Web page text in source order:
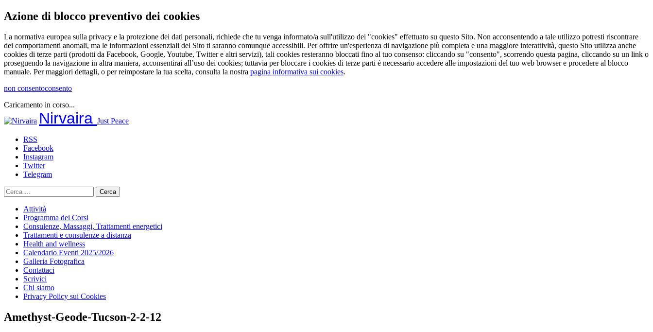
Azione di blocco preventivo dei cookies
La normativa europea sulla privacy e la protezione dei dati personali, richiede che tu venga informato/a sull'utilizzo dei "cookies" effettuato su questo Sito. Non acconsentendo a tale utilizzo potresti riscontrare
dei comportamenti anomali, ma le informazioni essenziali del Sito ti saranno comunque accessibili. Per offrire un'esperienza di navigazione più completa e una maggiore interattività, questo Sito utilizza anche
cookies di terze parti (prodotti da Facebook, Google, Youtube, Twitter e altri servizi), tali cookies resteranno bloccati fino al tuo consenso: cliccando su "consento", scorrendo questa pagina, cliccando su un link o
proseguendo la navigazione in altra maniera, acconsentirai all’uso dei cookies; tuttavia per bloccare i cookies di terze parti è necessario accedere alle impostazioni del tuo web browser e procedere al blocco
manuale. Per maggiori dettagli, o per reimpostare la tua scelta, consulta la nostra pagina informativa sui cookies.
non consentoconsento
Caricamento in corso...
al
Nirvaira Just Peace
RSS
Facebook
Instagram
Twitter
Telegram
Ricerca
per:
Attività
Programma dei Corsi
Consulenze, Massaggi, Trattamenti energetici
Trattamenti e consulenze a distanza
Health and wellness
Calendario Eventi 2025/2026
Galleria Fotografica
Contattaci
Scrivici
Chi siamo
Privacy Policy sui Cookies
Amethyst-Geode-Tucson-2-2-12